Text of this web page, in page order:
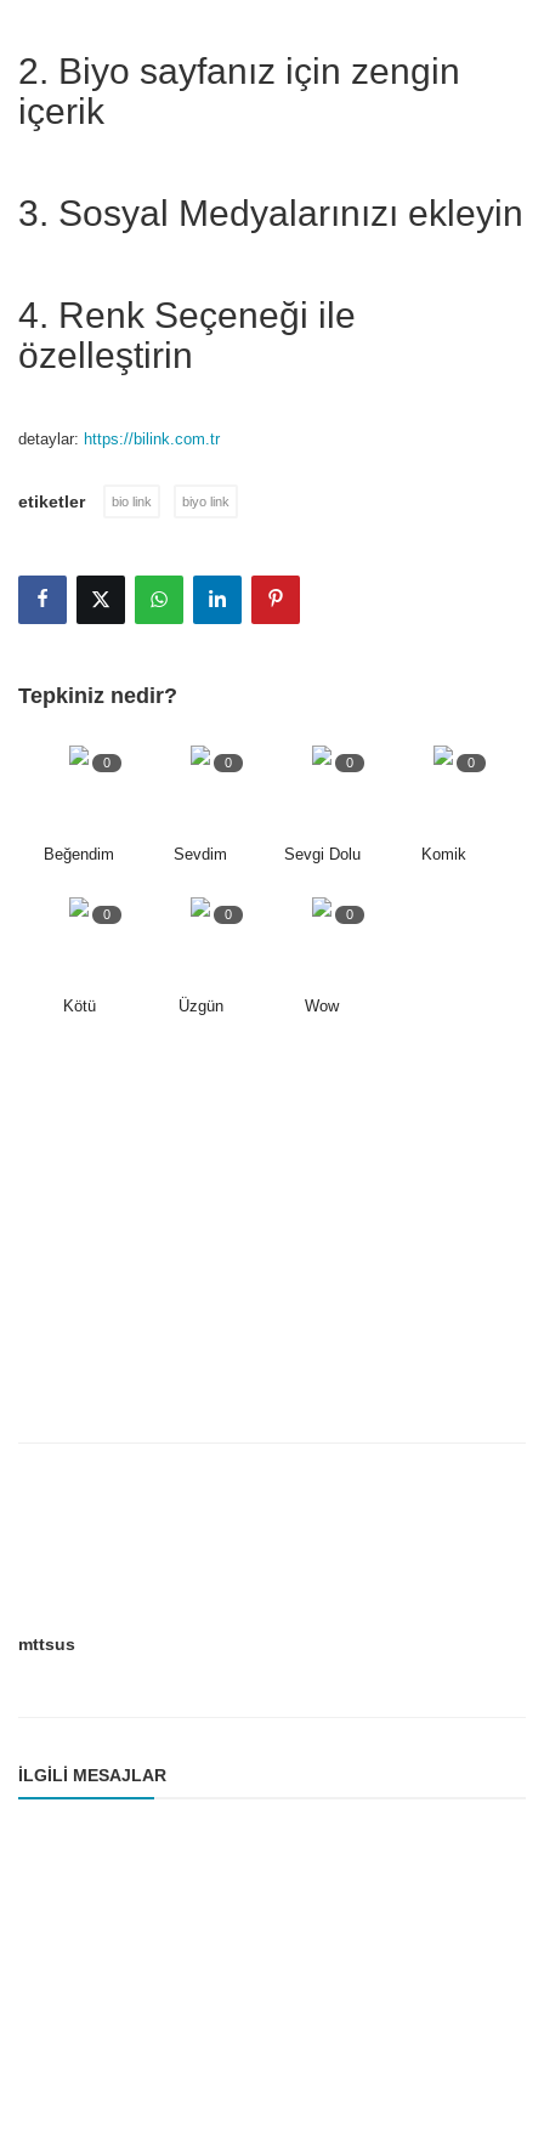
2. Biyo sayfanız için zengin
içerik
3. Sosyal Medyalarınızı ekleyin
4. Renk Seçeneği ile
özelleştirin
detaylar: https://bilink.com.tr
etiketler bio link biyo link
Tepkiniz nedir?
0
Beğendim
0
Sevdim
0
Sevgi Dolu
0
Komik
0
Kötü
0
Üzgün
0
Wow
mttsus
İLGILI MESAJLAR